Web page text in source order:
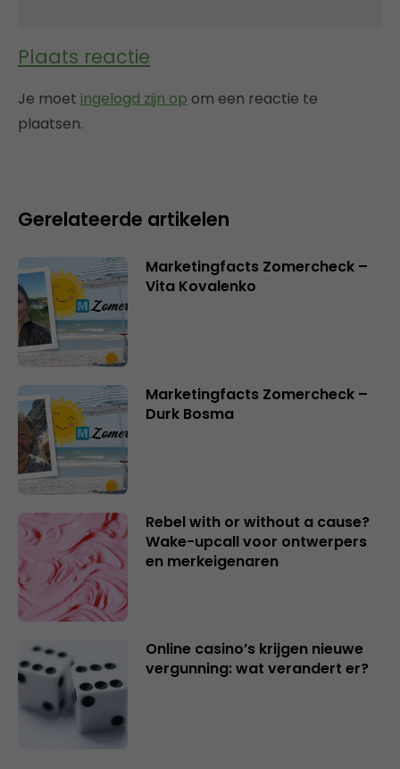
Plaats reactie
Je moet ingelogd zijn op om een reactie te
plaatsen.
Gerelateerde artikelen
Marketingfacts Zomercheck –
Vita Kovalenko
Marketingfacts Zomercheck –
Durk Bosma
Rebel with or without a cause?
Wake-upcall voor ontwerpers
en merkeigenaren
Online casino’s krijgen nieuwe
vergunning: wat verandert er?